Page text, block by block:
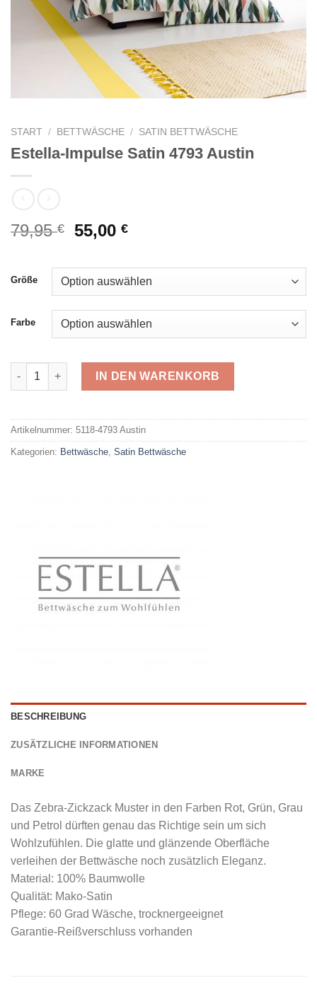
START / BETTWÄSCHE / SATIN BETTWÄSCHE
Estella-Impulse Satin 4793 Austin
79,95€
Ursprünglicher
war:
79,95 €
55,00€Aktueller
ist:
55,00 €.
Größe
Farbe
Estella-Impulse Satin 4793 Austin Menge
IN DEN WARENKORB
Artikelnummer: 5118-4793 Austin
Kategorien: Bettwäsche Satin Bettwäsche
BESCHREIBUNG
ZUSÄTZLICHE INFORMATIONEN
MARKE
Das Zebra-Zickzack Muster in den Farben Rot, Grün, Grau
und Petrol dürften genau das Richtige sein um sich
Wohlzufühlen. Die glatte und glänzende Oberfläche
verleihen der Bettwäsche noch zusätzlich Eleganz.
Material: 100% Baumwolle
Qualität: Mako-Satin
Pflege: 60 Grad Wäsche, trocknergeeignet
Garantie-Reißverschluss vorhanden